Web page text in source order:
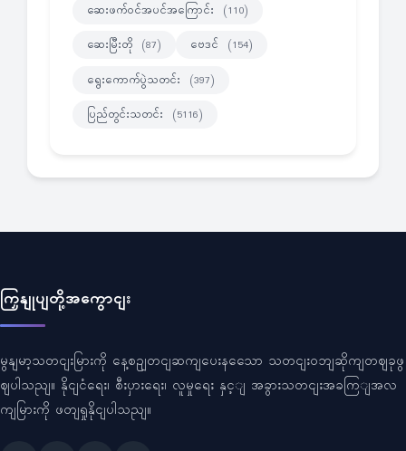
ဆေးဖက်ဝင်အပင်အကြောင်း (110)
ဆေးမြီးတို (87) ဗေဒင် (154)
ရွေးကောက်ပွဲသတင်း (397)
ပြည်တွင်းသတင်း (5116)
ကြှနျုပျတို့အကွောငျး
မွနျမာ့သတငျးမြားကို နေ့စဥျတငျဆကျပေးနသေော သတငျးဝဘျဆိုကျတဈခုဖွ
ဈပါသညျ။ နိုငျငံရေး၊ စီးပှားရေး၊ လူမှုရေး နှင့ျ အခွားသတငျးအခကြျအလ
ကျမြားကို ဖတျရှုနိုငျပါသညျ။